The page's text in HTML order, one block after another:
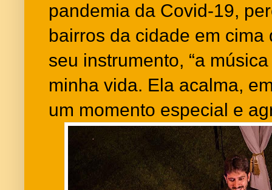
pandemia da Covid-19,
bairros da cidade em
seu instrumento, “a
minha vida. Ela acalma,
um momento especial e